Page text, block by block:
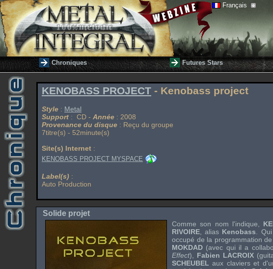
Français
Chroniques Futures Stars
KENOBASS PROJECT - Kenobass project
Style : Metal
Support : CD - Année : 2008
Provenance du disque : Reçu du groupe
7titre(s) - 52minute(s)
Site(s) Internet :
KENOBASS PROJECT MYSPACE
Label(s) :
Auto Production
Solide projet
Comme son nom l'indique,
RIVOIRE , alias Kenobass .
occupé de la programmation
MOKDAD (avec qui il a
Effect), Fabien LACROIX
SCHEUBEL aux claviers et